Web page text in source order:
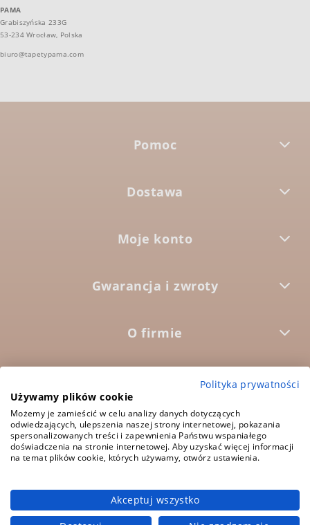
PAMA
Grabiszyńska 233G
53-234 Wrocław, Polska
biuro@tapetypama.com
Pomoc
Dostawa
Moje konto
Gwarancja i zwroty
O firmie
Średnia ocena:5.0
1573 opinii
pokaż pełną wersję strony
Polityka prywatności
Używamy plików cookie
Możemy je zamieścić w celu analizy danych dotyczących
odwiedzających, ulepszenia naszej strony internetowej, pokazania
spersonalizowanych treści i zapewnienia Państwu wspaniałego
doświadczenia na stronie internetowej. Aby uzyskać więcej informacji
na temat plików cookie, których używamy, otwórz ustawienia.
Akceptuj wszystko